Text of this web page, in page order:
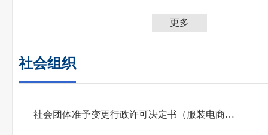
更多
社会组织
社会团体准予变更行政许可决定书（服装电商行业协会）